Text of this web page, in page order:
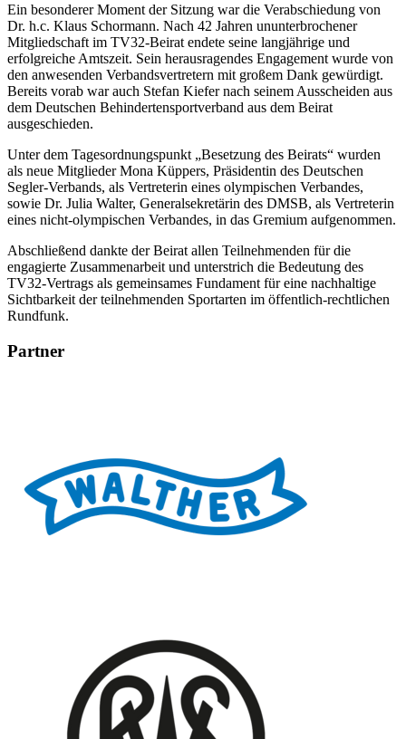
Ein besonderer Moment der Sitzung war die Verabschiedung von
Dr. h.c. Klaus Schormann. Nach 42 Jahren ununterbrochener
Mitgliedschaft im TV32-Beirat endete seine langjährige und
erfolgreiche Amtszeit. Sein herausragendes Engagement wurde von
den anwesenden Verbandsvertretern mit großem Dank gewürdigt.
Bereits vorab war auch Stefan Kiefer nach seinem Ausscheiden aus
dem Deutschen Behindertensportverband aus dem Beirat
ausgeschieden.
Unter dem Tagesordnungspunkt „Besetzung des Beirats“ wurden
als neue Mitglieder Mona Küppers, Präsidentin des Deutschen
Segler-Verbands, als Vertreterin eines olympischen Verbandes,
sowie Dr. Julia Walter, Generalsekretärin des DMSB, als Vertreterin
eines nicht-olympischen Verbandes, in das Gremium aufgenommen.
Abschließend dankte der Beirat allen Teilnehmenden für die
engagierte Zusammenarbeit und unterstrich die Bedeutung des
TV32-Vertrags als gemeinsames Fundament für eine nachhaltige
Sichtbarkeit der teilnehmenden Sportarten im öffentlich-rechtlichen
Rundfunk.
Partner